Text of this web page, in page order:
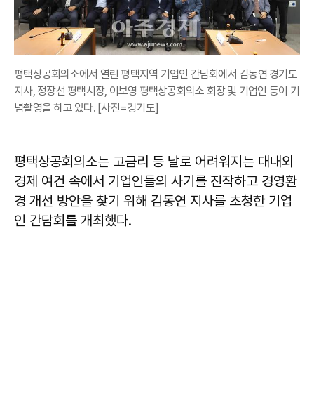
평택상공회의소에서 열린 평택지역 기업인 간담회에서 김동연 경기도
지사, 정장선 평택시장, 이보영 평택상공회의소 회장 및 기업인 등이 기
념촬영을 하고 있다. [사진=경기도]
평택상공회의소는 고금리 등 날로 어려워지는 대내외
경제 여건 속에서 기업인들의 사기를 진작하고 경영환
경 개선 방안을 찾기 위해 김동연 지사를 초청한 기업
인 간담회를 개최했다.